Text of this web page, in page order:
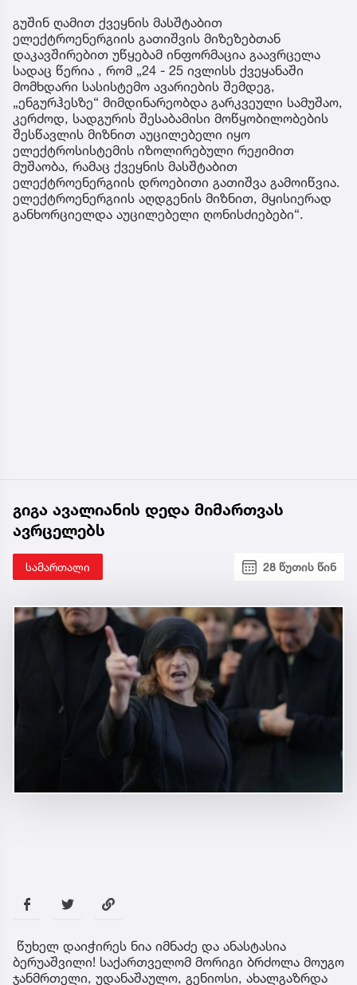
გუშინ ღამით ქვეყნის მასშტაბით
ელექტროენერგიის გათიშვის მიზეზებთან
დაკავშირებით უწყებამ ინფორმაცია გაავრცელა
სადაც წერია , რომ „24 - 25 ივლისს ქვეყანაში
მომხდარი სასისტემო ავარიების შემდეგ,
„ენგურჰესზე“ მიმდინარეობდა გარკვეული სამუშაო,
კერძოდ, სადგურის შესაბამისი მოწყობილობების
შესწავლის მიზნით აუცილებელი იყო
ელექტროსისტემის იზოლირებული რეჟიმით
მუშაობა, რამაც ქვეყნის მასშტაბით
ელექტროენერგიის დროებითი გათიშვა გამოიწვია.
ელექტროენერგიის აღდგენის მიზნით, მყისიერად
განხორციელდა აუცილებელი ღონისძიებები“.
გიგა ავალიანის დედა მიმართვას
ავრცელებს
სამართალი 28 წუთის წინ
წუხელ დაიჭირეს ნია იმნაძე და ანასტასია
ბერუაშვილი! საქართველომ მორიგი ბრძოლა მოუგო
ჯანმრთელი, უდანაშაულო, გენიოსი, ახალგაზრდა